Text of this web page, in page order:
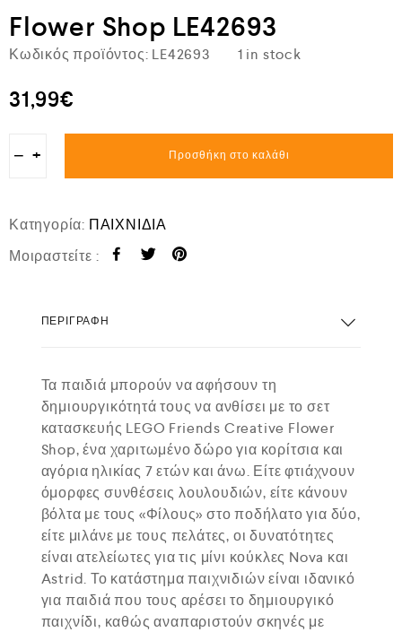
Flower Shop LE42693
Κωδικός προϊόντος: LE42693 1 in stock
31,99€
− + Προσθήκη στο καλάθι
Κατηγορία: ΠΑΙΧΝΙΔΙΑ
Μοιραστείτε :
ΠΕΡΙΓΡΑΦΉ
Τα παιδιά μπορούν να αφήσουν τη
δημιουργικότητά τους να ανθίσει με το σετ
κατασκευής LEGO Friends Creative Flower
Shop, ένα χαριτωμένο δώρο για κορίτσια και
αγόρια ηλικίας 7 ετών και άνω. Είτε φτιάχνουν
όμορφες συνθέσεις λουλουδιών, είτε κάνουν
βόλτα με τους «Φίλους» στο ποδήλατο για δύο,
είτε μιλάνε με τους πελάτες, οι δυνατότητες
είναι ατελείωτες για τις μίνι κούκλες Nova και
Astrid. Το κατάστημα παιχνιδιών είναι ιδανικό
για παιδιά που τους αρέσει το δημιουργικό
παιχνίδι, καθώς αναπαριστούν σκηνές με